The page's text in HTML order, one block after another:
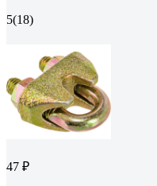
5(18)
47 ₽